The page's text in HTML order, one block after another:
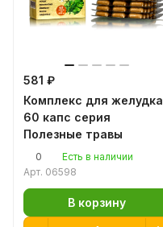
581 ₽
Комплекс для желудка
60 капс серия
Полезные травы
0
Есть в наличии
Арт. 06598
В корзину